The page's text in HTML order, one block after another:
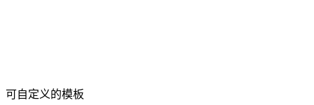
可自定义的模板